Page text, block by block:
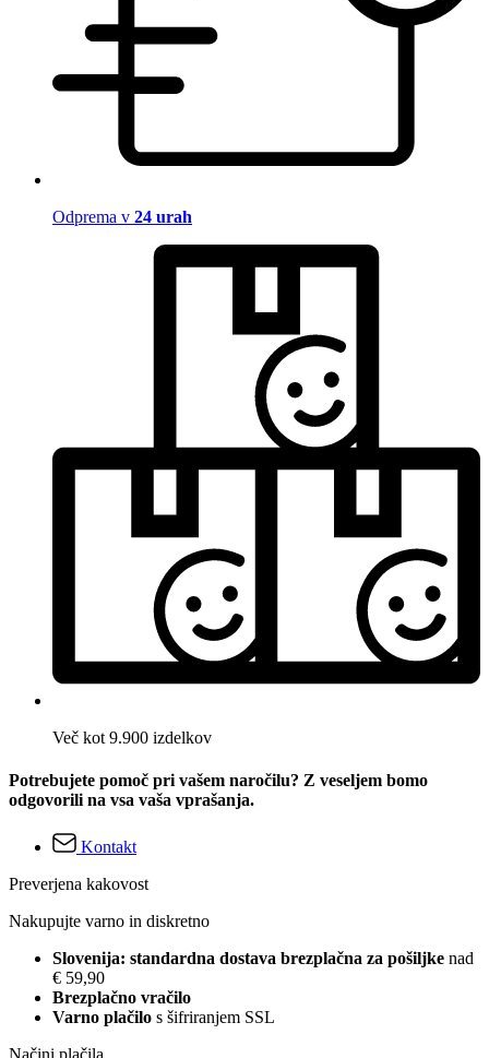
Odprema v 24 urah
Več kot 9.900 izdelkov
Potrebujete pomoč pri vašem naročilu? Z veseljem bomo
odgovorili na vsa vaša vprašanja.
Kontakt
Preverjena kakovost
Nakupujte varno in diskretno
Slovenija: standardna dostava brezplačna za pošiljke nad
€ 59,90
Brezplačno vračilo
Varno plačilo s šifriranjem SSL